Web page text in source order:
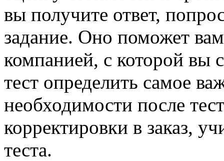
вы получите ответ,
задание. Оно поможет
компанией, с которой вы
тест определить самое
необходимости после
корректировки в заказ,
теста.